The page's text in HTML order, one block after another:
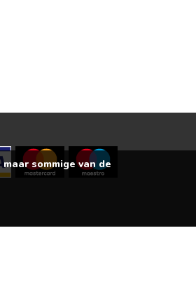
sommige van de